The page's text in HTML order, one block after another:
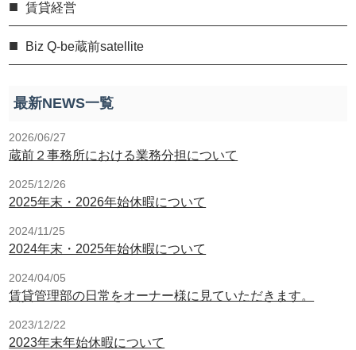
賃貸経営
Biz Q-be蔵前satellite
最新NEWS一覧
2026/06/27
蔵前２事務所における業務分担について
2025/12/26
2025年末・2026年始休暇について
2024/11/25
2024年末・2025年始休暇について
2024/04/05
賃貸管理部の日常をオーナー様に見ていただきます。
2023/12/22
2023年末年始休暇について